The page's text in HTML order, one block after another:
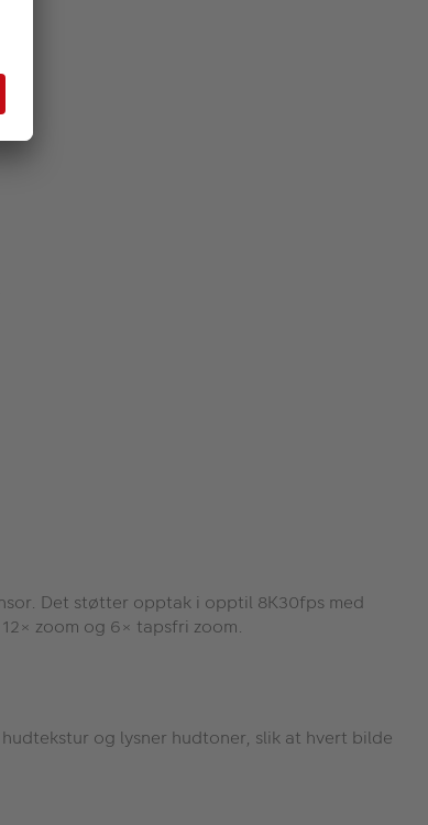
Det støtter opptak i opptil 8K30fps med
× zoom og 6× tapsfri zoom.
og lysner hudtoner, slik at hvert bilde